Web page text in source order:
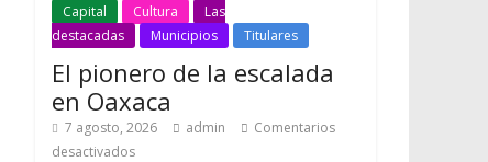
Capital Cultura
Las
destacadas
Municipios Titulares
El pionero de la escalada
en Oaxaca
7 agosto, 2026 admin
Comentarios
desactivados